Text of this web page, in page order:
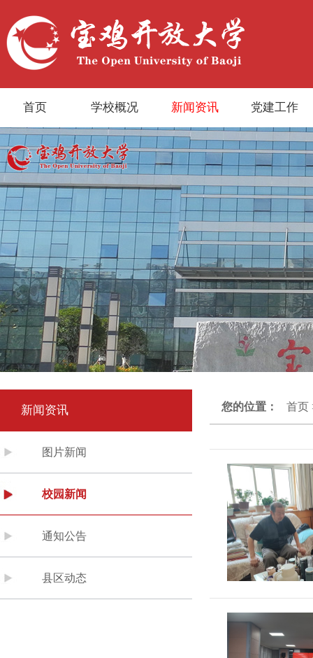
首页 学校概况 新闻资讯 党建工作
新闻资讯
图片新闻
校园新闻
通知公告
县区动态
您的位置： 首页